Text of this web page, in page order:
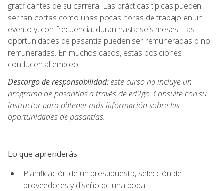
gratificantes de su carrera. Las prácticas típicas pueden
ser tan cortas como unas pocas horas de trabajo en un
evento y, con frecuencia, duran hasta seis meses. Las
oportunidades de pasantía pueden ser remuneradas o no
remuneradas. En muchos casos, estas posiciones
conducen al empleo.
Descargo de responsabilidad: este curso no incluye un
programa de pasantías a través de ed2go. Consulte con su
instructor para obtener más información sobre las
oportunidades de pasantías.
Lo que aprenderás
Planificación de un presupuesto, selección de
proveedores y diseño de una boda.